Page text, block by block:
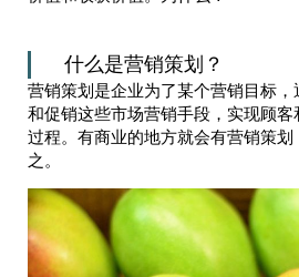
什么是营销策划？
营销策划是企业为了某个营销目标
和促销这些市场营销手段，实现顾
过程。有商业的地方就会有营销策
之。